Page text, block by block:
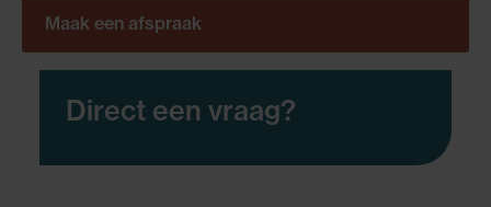
Maak een afspraak
Direct een vraag?